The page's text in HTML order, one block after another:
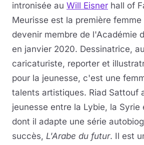
intronisée au Will Eisner hall of
Meurisse est la première
devenir membre de l'Académie
en janvier 2020. Dessinatrice,
caricaturiste, reporter et
pour la jeunesse, c'est une
talents artistiques. Riad Sattouf
jeunesse entre la Lybie, la Syrie
dont il adapte une série
succès, L'Arabe du futur. Il est